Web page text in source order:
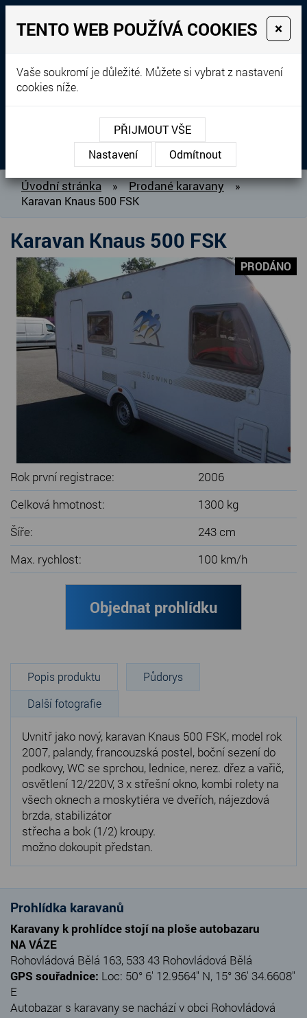
Prodej, dovoz, výkup a
pronájem karavanů
+420 604 760 364
MENU
O NÁS
BAZAR KARAVANŮ
PRODANÉ KARAVANY
PŮJČOVNA KARAVANŮ
DOPLŇKY PRO KARAVANY
SERVIS KARAVANŮ
KONTAKT
Úvodní stránka » Prodané karavany
»
Karavan Knaus 500 FSK
Karavan Knaus 500 FSK
PRODÁNO
Rok první registrace:
2006
Celková hmotnost:
1300 kg
Šíře:
243 cm
Max. rychlost:
100 km/h
Objednat prohlídku
Popis produktu
Půdorys
Další fotografie
Uvnitř jako nový, karavan Knaus 500 FSK, model rok
2007, palandy, francouzská postel, boční sezení do
podkovy, WC se sprchou, lednice, nerez. dřez a vařič,
osvětlení 12/220V, 3 x střešní okno, kombi rolety na
všech oknech a moskytiéra ve dveřích, nájezdová
brzda, stabilizátor
střecha a bok (1/2) kroupy.
možno dokoupit předstan.
Prohlídka karavanů
Karavany k prohlídce stojí na ploše autobazaru
NA VÁZE
Rohovládová Bělá 163, 533 43 Rohovládová Bělá
GPS souřadnice: Loc: 50° 6' 12.9564" N, 15° 36' 34.6608"
E
Autobazar s karavany se nachází v obci Rohovládová
TENTO WEB POUŽÍVÁ COOKIES ×
Vaše soukromí je důležité. Můžete si vybrat z nastavení
cookies níže.
PŘIJMOUT VŠE
Nastavení
Odmítnout